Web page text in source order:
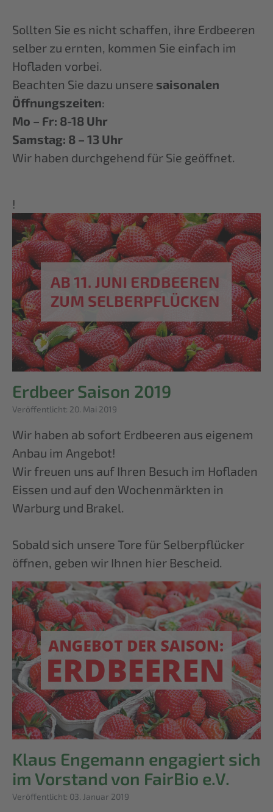
Sollten Sie es nicht schaffen, ihre Erdbeeren
selber zu ernten, kommen Sie einfach im
Hofladen vorbei.
Beachten Sie dazu unsere saisonalen
Öffnungszeiten:
Mo – Fr: 8-18 Uhr
Samstag: 8 – 13 Uhr
Wir haben durchgehend für Sie geöffnet.
!
Erdbeer Saison 2019
Details
Veröffentlicht: 20. Mai 2019
Wir haben ab sofort Erdbeeren aus eigenem
Anbau im Angebot!
Wir freuen uns auf Ihren Besuch im Hofladen
Eissen und auf den Wochenmärkten in
Warburg und Brakel.
Sobald sich unsere Tore für Selberpflücker
öffnen, geben wir Ihnen hier Bescheid.
Klaus Engemann engagiert sich
im Vorstand von FairBio e.V.
Details
Veröffentlicht: 03. Januar 2019